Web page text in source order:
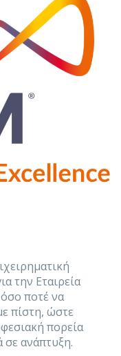
την Εταιρεία
όσο ποτέ να
πίστη, ώστε
πορεία
σε ανάπτυξη.